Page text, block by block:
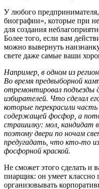
У любого
биографии», которые при
для создания
Более того, если вам
можно вывернуть
свете даже самые ваши
Например, в одном из
Во время предвыборной
отремонтировал подъезды
избирателей. Что сделал
которые перекрасили часть
содержащей фосфор, а
страшилку: мол, кандидат
поэтому двери по ночам
предугадать, что кто-то
фосфорной краской.
Не сможет этого сделать
пиарщик: он умеет классно
организовывать